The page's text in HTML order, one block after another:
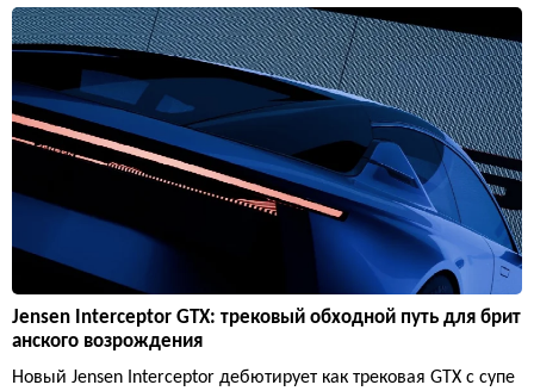
Jensen Interceptor GTX: трековый обходной путь для брит
анского возрождения
Новый Jensen Interceptor дебютирует как трековая GTX с супе